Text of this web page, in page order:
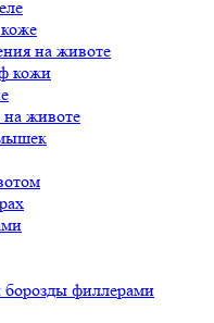
на животе
кожи
животе
борозды филлерами